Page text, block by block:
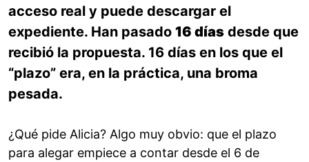
acceso real y puede descargar el
expediente. Han pasado 16 días desde que
recibió la propuesta. 16 días en los que el
“plazo” era, en la práctica, una broma
pesada.
¿Qué pide Alicia? Algo muy obvio: que el plazo
para alegar empiece a contar desde el 6 de